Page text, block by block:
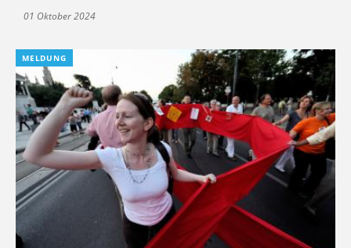
01 Oktober 2024
MELDUNG